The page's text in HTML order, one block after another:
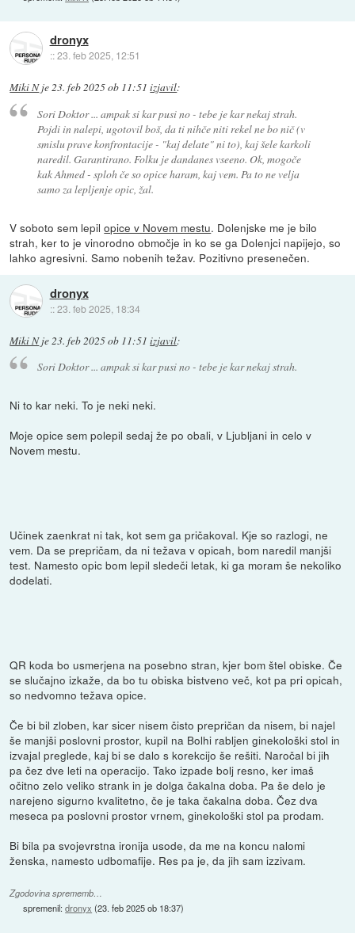
dronyx
::23. feb 2025, 12:51
Miki Nje23. feb 2025 ob 11:51 izjavil:
Sori Doktor ... ampak si kar pusi no - tebe je kar nekaj strah.
Pojdi in nalepi, ugotovil boš, da ti nihče niti rekel ne bo nič (v
smislu prave konfrontacije - "kaj delate" ni to), kaj šele karkoli
naredil. Garantirano. Folku je dandanes vseeno. Ok, mogoče
kak Ahmed - sploh če so opice haram, kaj vem. Pa to ne velja
samo za lepljenje opic, žal.
V soboto sem lepilopice v Novem mestu. Dolenjske me je bilo
strah, ker to je vinorodno območje in ko se ga Dolenjci napijejo, so
lahko agresivni. Samo nobenih težav. Pozitivno presenečen.
dronyx
::23. feb 2025, 18:34
Miki Nje 23. feb 2025 ob 11:51 izjavil:
Sori Doktor ... ampak si kar pusi no - tebe je kar nekaj strah.
Ni to kar neki. To je neki neki.
Moje opice sem polepil sedaj že po obali, v Ljubljani in celo v
Novem mestu.
Učinek zaenkrat ni tak, kot sem ga pričakoval. Kje so razlogi, ne
vem. Da se prepričam, da ni težava v opicah, bom naredil manjši
test. Namesto opic bom lepil sledeči letak, ki ga moram še nekoliko
dodelati.
QR koda bo usmerjena na posebno stran, kjer bom štel obiske. Če
se slučajno izkaže, da bo tu obiska bistveno več, kot pa pri opicah,
so nedvomno težava opice.
Če bi bil zloben, kar sicer nisem čisto prepričan da nisem, bi najel
še manjši poslovni prostor, kupil na Bolhi rabljen ginekološki stol in
izvajal preglede, kaj bi se dalo s korekcijo še rešiti. Naročal bi jih
pa čez dve leti na operacijo. Tako izpade bolj resno, ker imaš
očitno zelo veliko strank in je dolga čakalna doba. Pa še delo je
narejeno sigurno kvalitetno, če je taka čakalna doba. Čez dva
meseca pa poslovni prostor vrnem, ginekološki stol pa prodam.
Bi bila pa svojevrstna ironija usode, da me na koncu nalomi
ženska, namesto udbomafije. Res pa je, da jih sam izzivam.
Zgodovina sprememb…
spremenil:dronyx (23. feb 2025 ob 18:37)